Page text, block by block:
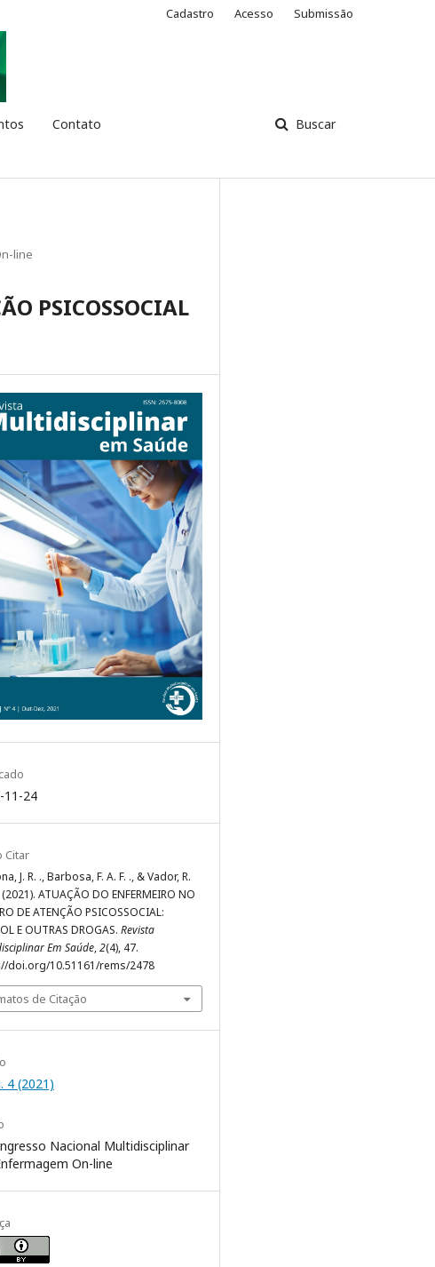
Contato Buscar
Cadastro Acesso Submissão
line
PSICOSSOCIAL
11-24
Citar
J. R. ., Barbosa, F. A. F. ., & Vador, R.
(2021). ATUAÇÃO DO ENFERMEIRO NO
DE ATENÇÃO PSICOSSOCIAL:
E OUTRAS DROGAS. Revista
Em Saúde,2(4), 47.
doi.org/10.51161/rems/2478
de Citação
4 (2021)
Nacional Multidisciplinar
On-line